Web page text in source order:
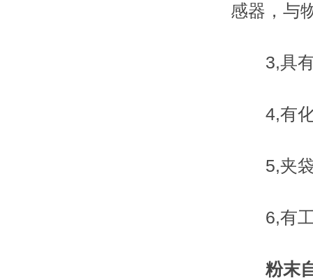
感器，与
3,具有
4,有化
5,夹袋
6,有工
粉末